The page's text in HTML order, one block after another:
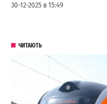
30-12-2025 в 15:49
ЧИТАЮТЬ